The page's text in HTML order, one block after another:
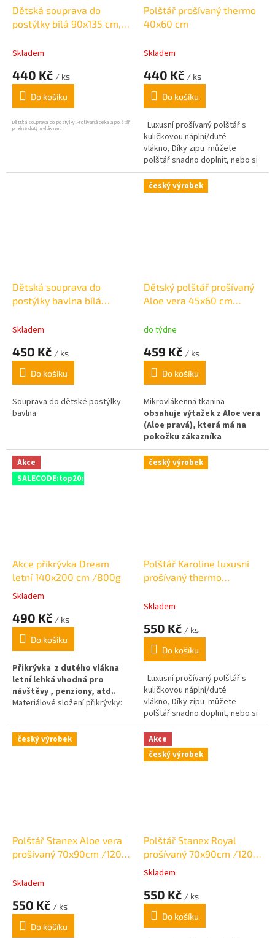
Dětská souprava do
postýlky bílá 90x135 cm,
Skladem
440 Kč / ks
Do košíku
Dětská souprava do postýlky.Prošívaná deka a polštář
plněné dutým vláknem.
Polštář prošívaný thermo
40x60 cm
Skladem
440 Kč / ks
Do košíku
Luxusní prošívaný polštář s
kuličkovou náplní/duté
vlákno, Díky zipu můžete
polštář snadno doplnit, nebo si
naopak odebrat náplň tak aby
vám jeho měkkost
vyhovovala.vhodné pro
Dětská souprava do
postýlky bavlna bílá
Skladem
450 Kč / ks
Do košíku
Souprava do dětské postýlky
bavlna.
český výrobek
Dětský polštář prošívaný
Aloe vera 45x60 cm
do týdne
459 Kč / ks
Do košíku
Mikrovlákenná tkanina
obsahuje výtažek z Aloe vera
(Aloe pravá), která má na
pokožku zákazníka
změkčující vliv.výplň - 100%
polyester (kuličkové duté
vlákno)pomocný materiál -
Akce
SALECODE:top20:20:%
Akce přikrývka Dream
letní 140x200 cm /800g
Průměrné
produktu
5,0
5
hvězdiček.
Skladem
490 Kč / ks
Do košíku
Přikrývka z dutého vlákna
letní lehká vhodná pro
návštěvy , penziony, atd..
Materiálové složení přikrývky:
vlákno), povrch 100% polyester,
microfibre. Vhodná i do
ubytovacích zařízení, penzionů,
český výrobek
Polštář Karoline luxusní
prošívaný thermo
Skladem
550 Kč / ks
Do košíku
Luxusní prošívaný polštář s
kuličkovou náplní/duté
vlákno, Díky zipu můžete
polštář snadno doplnit, nebo si
naopak odebrat náplň tak aby
vám jeho měkkost
vyhovovala.gramáž celková :
1250g/výplň 950g
český výrobek
Polštář Stanex Aloe vera
prošívaný 70x90cm /1200
Skladem
550 Kč / ks
Do košíku
Akce
český výrobek
Polštář Stanex Royal
prošívaný 70x90cm /1200
g
Průměrné
produktu
5,0
Skladem
550 Kč / ks
Do košíku